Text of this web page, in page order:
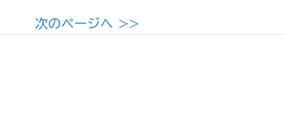
次のページへ >>